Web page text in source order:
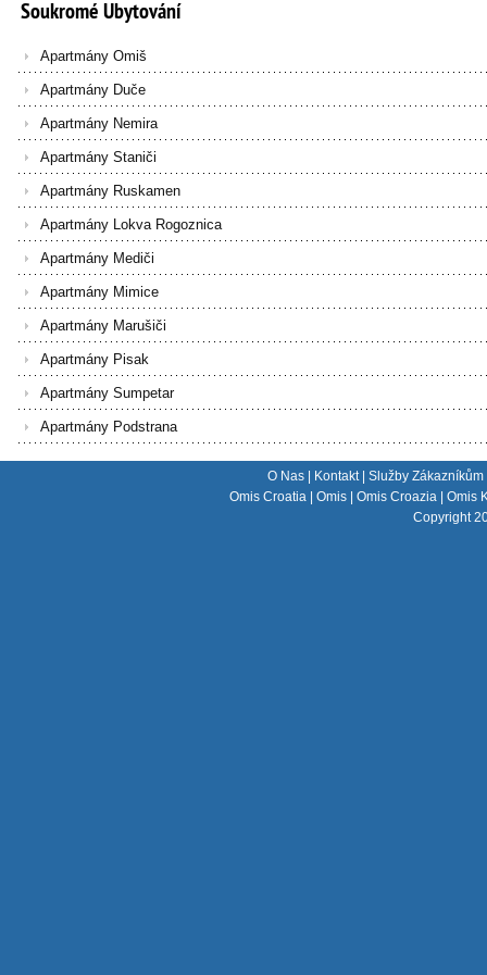
SoukroméUbytování
Apartmány Omiš
Apartmány Duče
Apartmány Nemira
Apartmány Staniči
Apartmány Ruskamen
Apartmány Lokva Rogoznica
Apartmány Mediči
Apartmány Mimice
Apartmány Marušiči
Apartmány Pisak
Apartmány Sumpetar
Apartmány Podstrana
O Nas Kontakt| Služby Zákazníkům
Omis Croatia
Omis Omis Croazia
Omis
Copyright